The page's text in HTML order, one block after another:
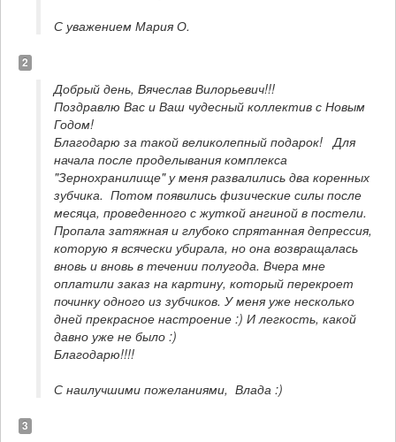
С уважением Мария О.
2
Добрый день, Вячеслав Вилорьевич!!!
Поздравлю Вас и Ваш чудесный коллектив с Новым
Годом!
Благодарю за такой великолепный подарок!   Для
начала после проделывания комплекса
"Зернохранилище" у меня развалились два коренных
зубчика.  Потом появились физические силы после
месяца, проведенного с жуткой ангиной в постели.
Пропала затяжная и глубоко спрятанная депрессия,
которую я всячески убирала, но она возвращалась
вновь и вновь в течении полугода. Вчера мне
оплатили заказ на картину, который перекроет
починку одного из зубчиков. У меня уже несколько
дней прекрасное настроение :) И легкость, какой
давно уже не было :)
Благодарю!!!!
С наилучшими пожеланиями,  Влада :)
3